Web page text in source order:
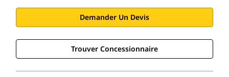
Demander Un Devis
Trouver Concessionnaire